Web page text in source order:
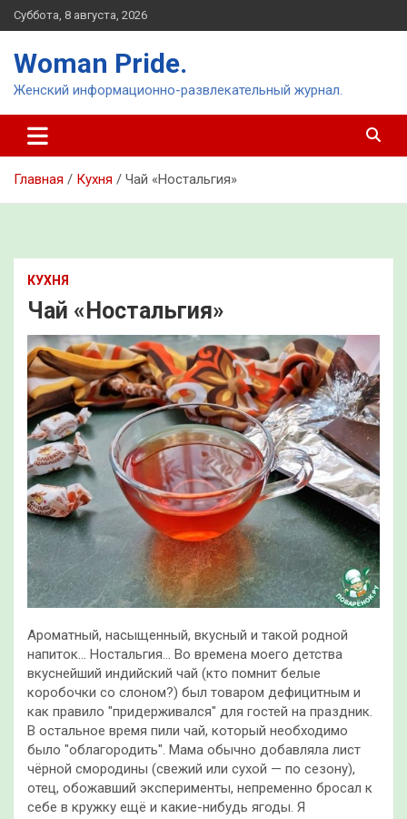
Перейти
к
Суббота, 8 августа, 2026
Woman Pride.
Женский информационно-развлекательный журнал.
Главная Кухня Чай «Ностальгия»
КУХНЯ
Чай «Ностальгия»
Ароматный, насыщенный, вкусный и такой родной
напиток… Ностальгия… Во времена моего детства
вкуснейший индийский чай (кто помнит белые
коробочки со слоном?) был товаром дефицитным и
как правило "придерживался" для гостей на праздник.
В остальное время пили чай, который необходимо
было "облагородить". Мама обычно добавляла лист
чёрной смородины (свежий или сухой — по сезону),
отец, обожавший эксперименты, непременно бросал к
себе в кружку ещё и какие-нибудь ягоды. Я